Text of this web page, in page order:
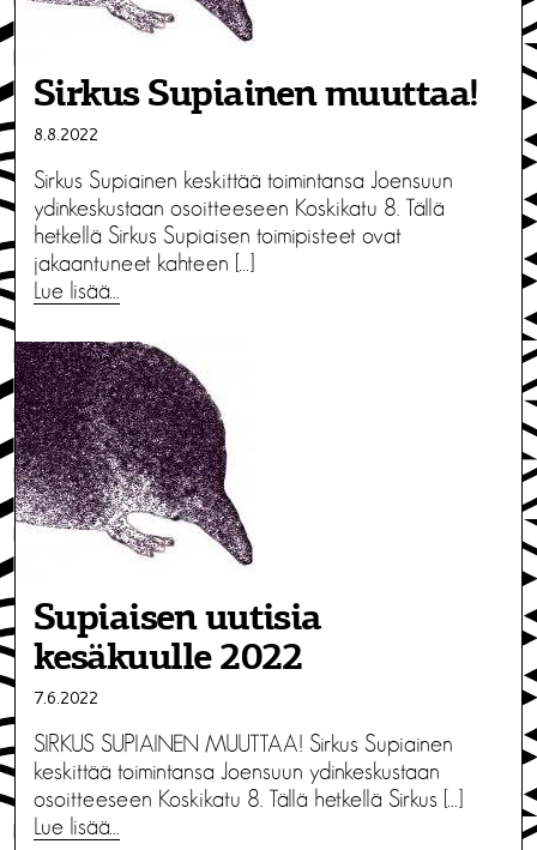
Sirkus Supiainen muuttaa!
8.8.2022
Sirkus Supiainen keskittää toimintansa Joensuun
ydinkeskustaan osoitteeseen Koskikatu 8. Tällä
hetkellä Sirkus Supiaisen toimipisteet ovat
jakaantuneet kahteen […]
Lue lisää…
Supiaisen uutisia
kesäkuulle 2022
7.6.2022
SIRKUS SUPIAINEN MUUTTAA! Sirkus Supiainen
keskittää toimintansa Joensuun ydinkeskustaan
osoitteeseen Koskikatu 8. Tällä hetkellä Sirkus […]
Lue lisää…